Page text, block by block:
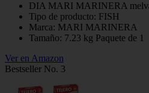
DIA MARI MARINERA
Tipo de producto: FISH
Marca: MARI MARINERA
Tamaño: 7.23 kg Paquete de 1
Ver en Amazon
Bestseller No. 3